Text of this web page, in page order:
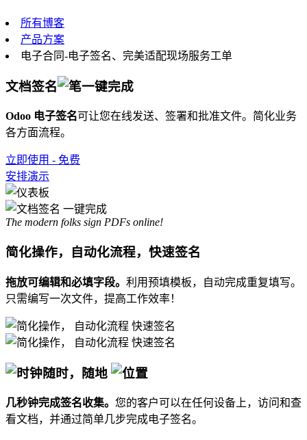
所有博客
产品方案
电子合同-电子签名、完美适配现场服务工单
文档签名 一键完成
Odoo 电子签名可让您在线发送、签署和批准文件。简化业务
各方面流程。
立即使用 - 免费
安排演示
The modern folks sign PDFs online!
简化操作， 自动化流程， 快速签名
拖放可编辑和必填字段。 利用预填模板，自动完成重复填写。
只需编写一次文件，提高工作效率！
随时，随地
几秒钟完成签名收集。 您的客户可以在任何设备上，访问和查
看文档，并通过简单几步完成电子签名。